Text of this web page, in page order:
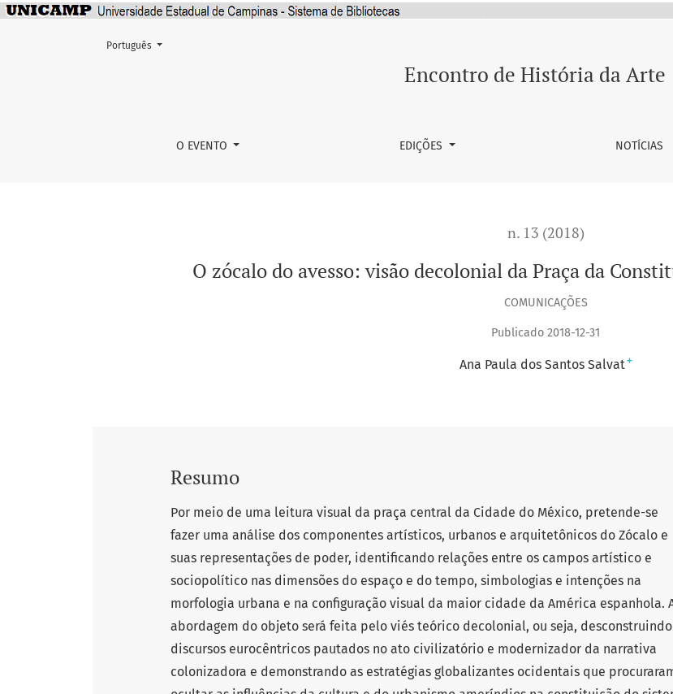
O zócalo do avesso: visão decolonial da Praça da Constituição da Cidade do México
Encontro de História da Arte
O EVENTO EDIÇÕES NOTÍCIAS
Mudar o idioma. O atual é:
Português
n. 13 (2018)
O zócalo do avesso: visão decolonial da Praça da
COMUNICAÇÕES
Publicado 2018-12-31
Ana Paula dos Santos Salvat+
Resumo
Por meio de uma leitura visual da praça central da Cidade do México, pretende-se
fazer uma análise dos componentes artísticos, urbanos e arquitetônicos do Zócalo e
suas representações de poder, identificando relações entre os campos artístico e
sociopolítico nas dimensões do espaço e do tempo, simbologias e intenções na
morfologia urbana e na configuração visual da maior cidade da América espanhola.
abordagem do objeto será feita pelo viés teórico decolonial, ou seja, desconstruindo
discursos eurocêntricos pautados no ato civilizatório e modernizador da narrativa
colonizadora e demonstrando as estratégias globalizantes ocidentais que